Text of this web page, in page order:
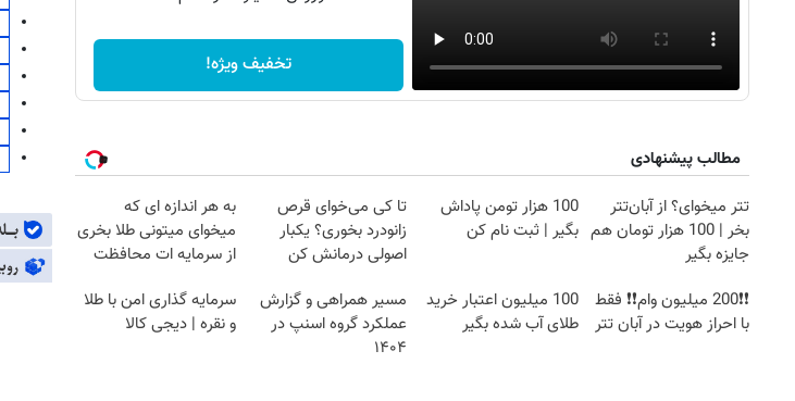
تخفیف ویژه!
مطالب پیشنهادی
تتر میخوای؟ از آبان‌تتر
بخر | 100 هزار تومان هم
جایزه بگیر
100 هزار تومن پاداش
بگیر | ثبت نام کن
تا کی می‌خوای قرص
زانودرد بخوری؟ یکبار
اصولی درمانش کن
به هر اندازه ای که
میخوای میتونی طلا بخری
از سرمایه ات محافظت
❗❗200 میلیون وام❗❗ فقط
با احراز هویت در آبان تتر
100 میلیون اعتبار خرید
طلای آب شده بگیر
مسیر همراهی و گزارش
عملکرد گروه اسنپ در
۱۴۰۴
سرمایه گذاری امن با طلا
و نقره | دیجی کالا